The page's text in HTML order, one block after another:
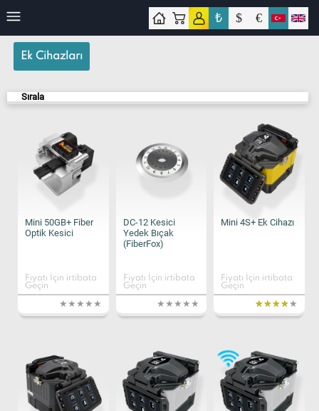
₺ $ €
Ek Cihazları
Sırala
Mini 50GB+ Fiber
Optik Kesici
Fiyatı İçin irtibata
Geçin
DC-12 Kesici
Yedek Bıçak
(FiberFox)
Fiyatı İçin irtibata
Geçin
Mini 4S+ Ek Cihazı
Fiyatı İçin irtibata
Geçin